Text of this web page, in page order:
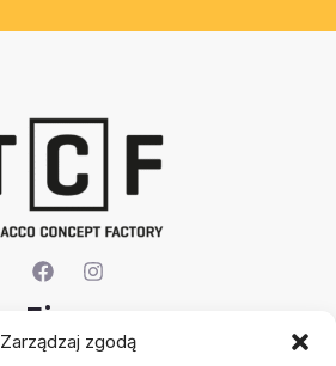
Zarządzaj zgodą
Firma